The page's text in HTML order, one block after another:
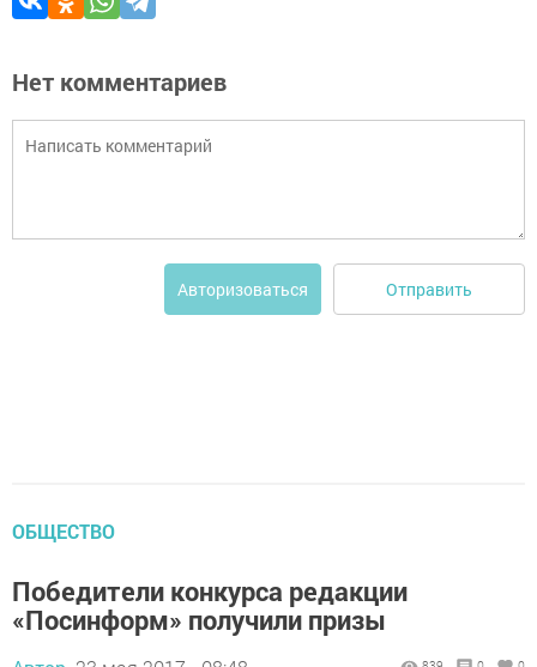
Нет комментариев
Авторизоваться Отправить
ОБЩЕСТВО
Победители конкурса редакции
«Посинформ» получили призы